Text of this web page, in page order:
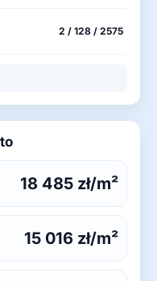
2 / 128 / 2575
18 485 zł/m²
15 016 zł/m²